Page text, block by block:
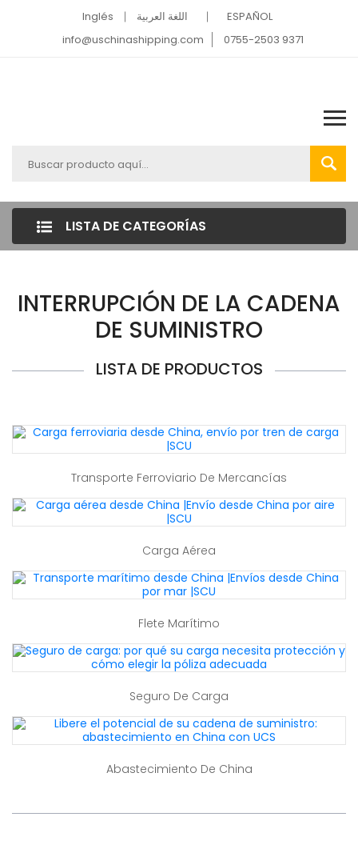
Inglés اللغة العربية
ESPAÑOL
info@uschinashipping.com
0755-2503 9371
LISTA DE CATEGORÍAS
INTERRUPCIÓN DE LA CADENA
DE SUMINISTRO
LISTA DE PRODUCTOS
Transporte Ferroviario De Mercancías
Carga Aérea
Flete Marítimo
Seguro De Carga
Abastecimiento De China